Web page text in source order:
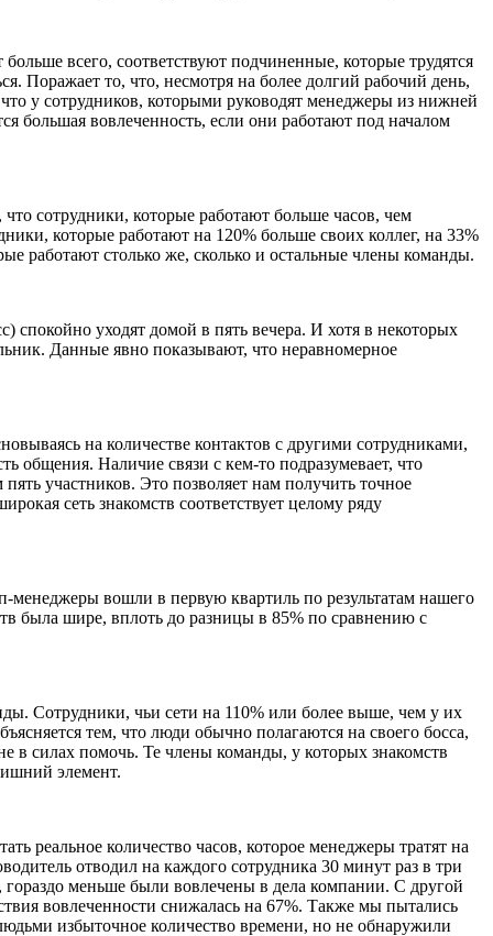
всего, соответствуют подчиненные, которые трудятся
Поражает то, что, несмотря на более долгий рабочий день,
у сотрудников, которыми руководят менеджеры из нижней
большая вовлеченность, если они работают под началом
сотрудники, которые работают больше часов, чем
которые работают на 120% больше своих коллег, на 33%
работают столько же, сколько и остальные члены команды.
спокойно уходят домой в пять вечера. И хотя в некоторых
Данные явно показывают, что неравномерное
на количестве контактов с другими сотрудниками,
общения. Наличие связи с кем-то подразумевает, что
участников. Это позволяет нам получить точное
сеть знакомств соответствует целому ряду
вошли в первую квартиль по результатам нашего
была шире, вплоть до разницы в 85% по сравнению с
Сотрудники, чьи сети на 110% или более выше, чем у их
тем, что люди обычно полагаются на своего босса,
в силах помочь. Те члены команды, у которых знакомств
элемент.
реальное количество часов, которое менеджеры тратят на
отводил на каждого сотрудника 30 минут раз в три
меньше были вовлечены в дела компании. С другой
вовлеченности снижалась на 67%. Также мы пытались
избыточное количество времени, но не обнаружили